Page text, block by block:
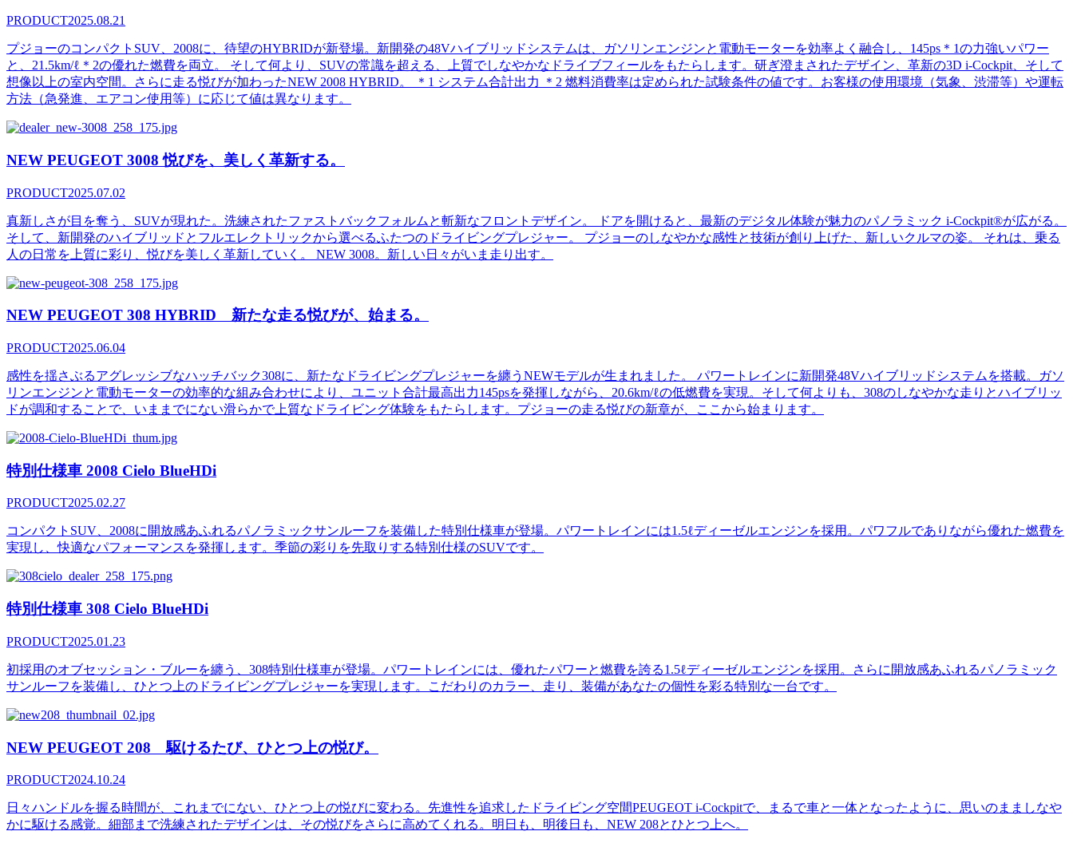
PRODUCT2025.08.21
プジョーのコンパクトSUV、2008に、待望のHYBRIDが新登場。新開発の48Vハイブリッドシステムは、ガソリンエンジンと電動モーターを効率よく融合し、145ps＊1の力強いパワー
と、21.5km/ℓ＊2の優れた燃費を両立。 そして何より、SUVの常識を超える、上質でしなやかなドライブフィールをもたらします。研ぎ澄まされたデザイン、革新の3D i-Cockpit、そして
想像以上の室内空間。さらに走る悦びが加わったNEW 2008 HYBRID。 ＊1 システム合計出力 ＊2 燃料消費率は定められた試験条件の値です。お客様の使用環境（気象、渋滞等）や運転
方法（急発進、エアコン使用等）に応じて値は異なります。
NEW PEUGEOT 3008 悦びを、美しく革新する。
PRODUCT2025.07.02
真新しさが目を奪う、SUVが現れた。洗練されたファストバックフォルムと斬新なフロントデザイン。 ドアを開けると、最新のデジタル体験が魅力のパノラミック i-Cockpit®が広がる。
そして、新開発のハイブリッドとフルエレクトリックから選べるふたつのドライビングプレジャー。 プジョーのしなやかな感性と技術が創り上げた、新しいクルマの姿。 それは、乗る
人の日常を上質に彩り、悦びを美しく革新していく。 NEW 3008。新しい日々がいま走り出す。
NEW PEUGEOT 308 HYBRID 新たな走る悦びが、始まる。
PRODUCT2025.06.04
感性を揺さぶるアグレッシブなハッチバック308に、新たなドライビングプレジャーを纏うNEWモデルが生まれました。 パワートレインに新開発48Vハイブリッドシステムを搭載。ガソ
リンエンジンと電動モーターの効率的な組み合わせにより、ユニット合計最高出力145psを発揮しながら、20.6km/ℓの低燃費を実現。そして何よりも、308のしなやかな走りとハイブリッ
ドが調和することで、いままでにない滑らかで上質なドライビング体験をもたらします。プジョーの走る悦びの新章が、ここから始まります。
特別仕様車 2008 Cielo BlueHDi
PRODUCT2025.02.27
コンパクトSUV、2008に開放感あふれるパノラミックサンルーフを装備した特別仕様車が登場。パワートレインには1.5ℓディーゼルエンジンを採用。パワフルでありながら優れた燃費を
実現し、快適なパフォーマンスを発揮します。季節の彩りを先取りする特別仕様のSUVです。
特別仕様車 308 Cielo BlueHDi
PRODUCT2025.01.23
初採用のオブセッション・ブルーを纏う、308特別仕様車が登場。パワートレインには、優れたパワーと燃費を誇る1.5ℓディーゼルエンジンを採用。さらに開放感あふれるパノラミック
サンルーフを装備し、ひとつ上のドライビングプレジャーを実現します。こだわりのカラー、走り、装備があなたの個性を彩る特別な一台です。
NEW PEUGEOT 208 駆けるたび、ひとつ上の悦び。
PRODUCT2024.10.24
日々ハンドルを握る時間が、これまでにない、ひとつ上の悦びに変わる。先進性を追求したドライビング空間PEUGEOT i-Cockpitで、まるで車と一体となったように、思いのまましなや
かに駆ける感覚。細部まで洗練されたデザインは、その悦びをさらに高めてくれる。明日も、明後日も、NEW 208とひとつ上へ。